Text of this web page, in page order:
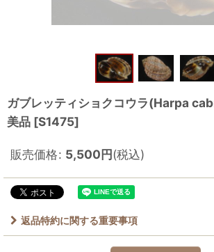
ガブレッティショクコウラ(Harpa
美品 [S1475]
販売価格: 5,500円(税込)
返品特約に関する重要事項